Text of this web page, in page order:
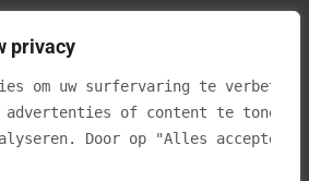
privacy
om uw surfervaring te
advertenties of content te tonen
Door op "Alles
en tips over materialen,
doe-het-zelf klussen, interieur
om de tuin. Klussen in je eigen huis
geeft ook erg veel voldoening als je
En… het kan je ook nog eens veel